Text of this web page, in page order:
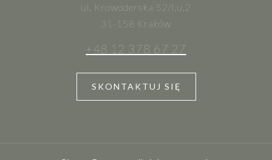
ul. Krowoderska 52/l.u.2
31-158 Kraków
+48 12 378 67 27
SKONTAKTUJ SIĘ